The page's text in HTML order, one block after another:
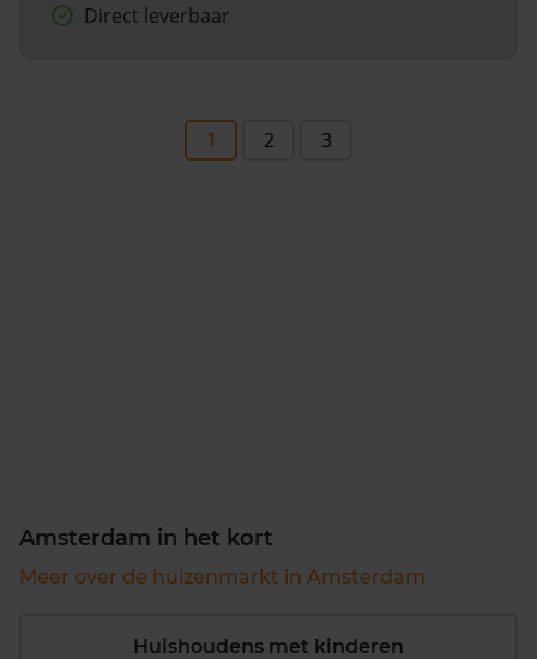
Direct leverbaar
1 2 3
Amsterdam in het kort
Meer over de huizenmarkt in Amsterdam
Huishoudens met kinderen